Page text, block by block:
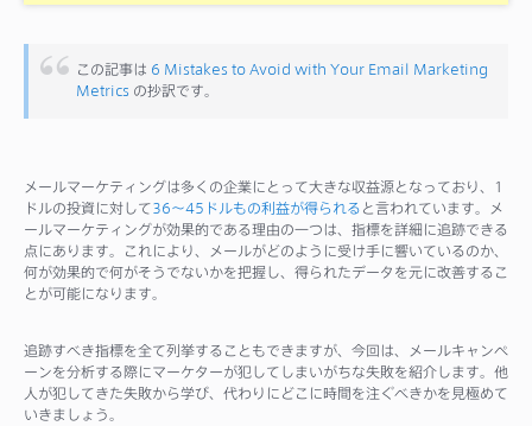
この記事は 6 Mistakes to Avoid with Your Email Marketing
Metrics の抄訳です。
メールマーケティングは多くの企業にとって大きな収益源となっており、1
ドルの投資に対して36～45ドルもの利益が得られると言われています。メ
ールマーケティングが効果的である理由の一つは、指標を詳細に追跡できる
点にあります。これにより、メールがどのように受け手に響いているのか、
何が効果的で何がそうでないかを把握し、得られたデータを元に改善するこ
とが可能になります。
追跡すべき指標を全て列挙することもできますが、今回は、メールキャンペ
ーンを分析する際にマーケターが犯してしまいがちな失敗を紹介します。他
人が犯してきた失敗から学び、代わりにどこに時間を注ぐべきかを見極めて
いきましょう。